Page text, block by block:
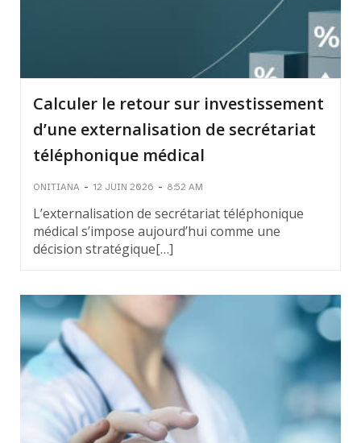
Calculer le retour sur investissement
d’une externalisation de secrétariat
téléphonique médical
ONITIANA - 12 JUIN 2026 - 8:52 AM
L’externalisation de secrétariat téléphonique
médical s’impose aujourd’hui comme une
décision stratégique[…]